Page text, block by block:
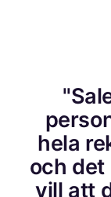
hela
och det
vill att